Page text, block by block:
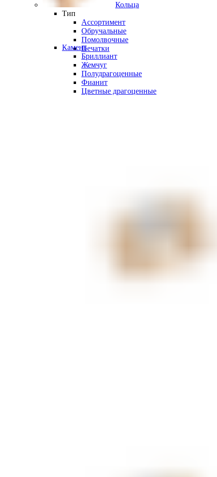
Кольца
Тип
Ассортимент
Обручальные
Помолвочные
Печатки
Камень
Бриллиант
Жемчуг
Полудрагоценные
Фианит
Цветные драгоценные